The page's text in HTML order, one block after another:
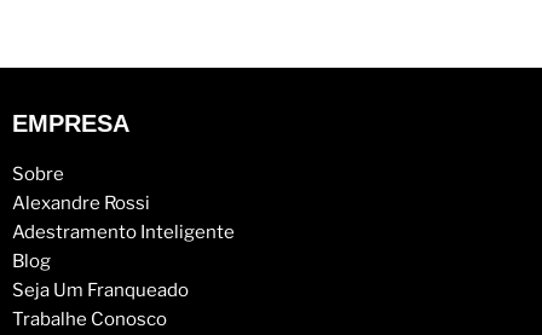
EMPRESA
Sobre
Alexandre Rossi
Adestramento Inteligente
Blog
Seja Um Franqueado
Trabalhe Conosco